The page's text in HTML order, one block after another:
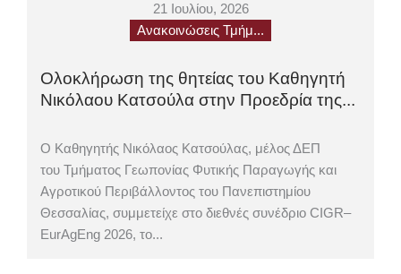
21 Ιουλίου, 2026
Ανακοινώσεις Τμήμ...
Ολοκλήρωση της θητείας του Καθηγητή
Νικόλαου Κατσούλα στην Προεδρία της...
Ο Καθηγητής Νικόλαος Κατσούλας, μέλος ΔΕΠ
του Τμήματος Γεωπονίας Φυτικής Παραγωγής και
Αγροτικού Περιβάλλοντος του Πανεπιστημίου
Θεσσαλίας, συμμετείχε στο διεθνές συνέδριο CIGR–
EurAgEng 2026, το...